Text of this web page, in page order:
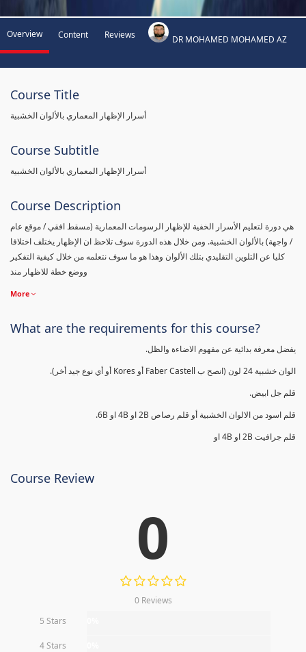
Overview Content Reviews DR MOHAMED MOHAMED AZ
Course Title
أسرار الإظهار المعماري بالألوان الخشبية
Course Subtitle
أسرار الإظهار المعماري بالألوان الخشبية
Course Description
هي دورة لتعليم الأسرار الخفية للإظهار الرسومات المعمارية (مسقط افقي / موقع عام
/ واجهة) بالألوان الخشبية. ومن خلال هذه الدورة سوف تلاحظ ان الإظهار يختلف اختلافا
كليا عن التلوين التقليدي بتلك الألوان وهذا هو ما سوف نتعلمه من خلال كيفية التفكير
ووضع خطة للاظهار منذ
More
What are the requirements for this course?
يفضل معرفة بدائية عن مفهوم الاضاءة والظل.
الوان خشبية 24 لون (انصح ب Faber Castell أو Kores أو أي نوع جيد أخر).
قلم جل ابيض.
قلم اسود من الالوان الخشبية أو قلم رصاص 2B او 4B او 6B.
قلم جرافيت 2B او 4B او
Course Review
0
0 Reviews
5 Stars
4 Stars